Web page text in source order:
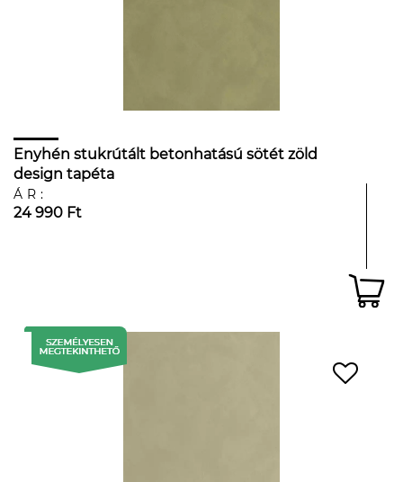
Enyhén stukrútált betonhatású sötét zöld
design tapéta
ÁR:
24 990 Ft